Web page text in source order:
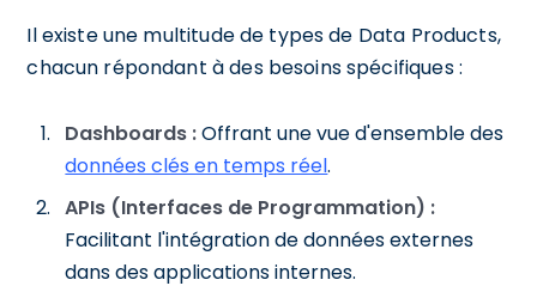
Il existe une multitude de types de Data Products,
chacun répondant à des besoins spécifiques :
Dashboards :Offrant une vue d'ensemble des
données clés en temps réel.
APIs (Interfaces de Programmation) :
Facilitant l'intégration de données externes
dans des applications internes.